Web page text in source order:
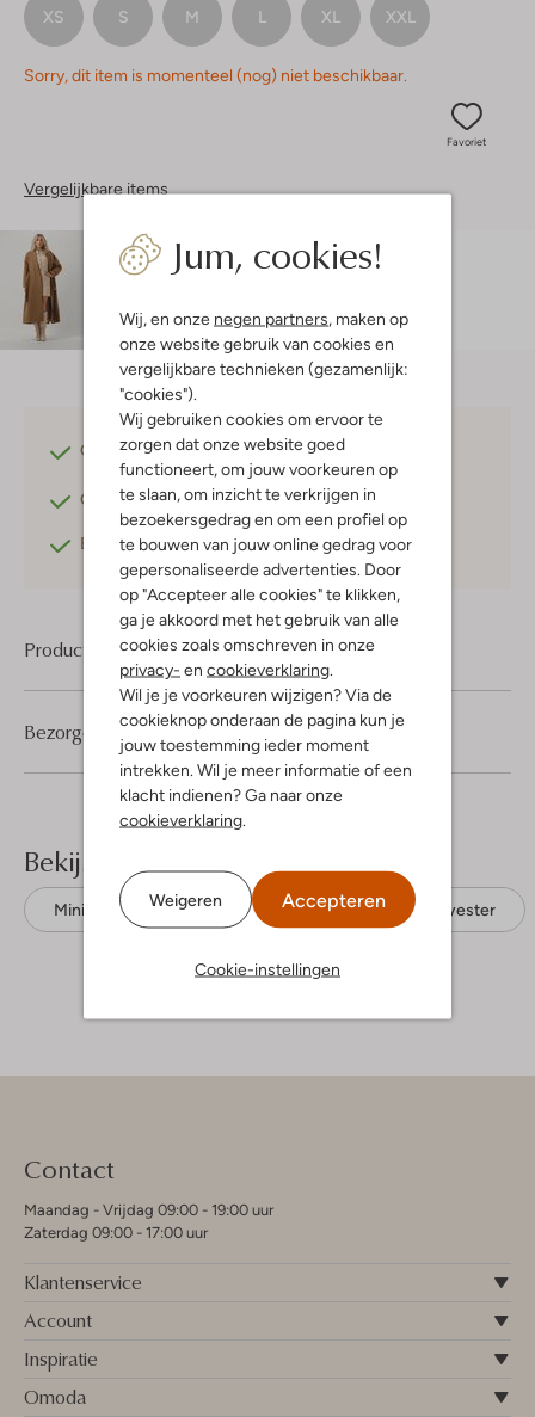
Jum, cookies!
Wij, en onze negen partners, maken op
onze website gebruik van cookies en
vergelijkbare technieken (gezamenlijk:
"cookies").
Wij gebruiken cookies om ervoor te
zorgen dat onze website goed
functioneert, om jouw voorkeuren op
te slaan, om inzicht te verkrijgen in
bezoekersgedrag en om een profiel op
te bouwen van jouw online gedrag voor
gepersonaliseerde advertenties. Door
op "Accepteer alle cookies" te klikken,
ga je akkoord met het gebruik van alle
cookies zoals omschreven in onze
privacy- en cookieverklaring.
Wil je je voorkeuren wijzigen? Via de
cookieknop onderaan de pagina kun je
jouw toestemming ieder moment
intrekken. Wil je meer informatie of een
klacht indienen? Ga naar onze
cookieverklaring.
Weigeren Accepteren
Cookie-instellingen
XS S M L XL XXL
Sorry, dit item is momenteel (nog) niet beschikbaar.
Favoriet
Vergelijkbare items
Maatadvies
Doete is 1 meter 76 lang en draagt maat S.
Gratis verzendingvanaf €75,-
Gratis retournerenbinnen 30 dagen*
Betaal achterafmet Klarna
Product informatie
Bezorgen & retourneren
Bekijk meer
Mini jurken Josh V Gerecycled polyester
Contact
Maandag - Vrijdag 09:00 - 19:00 uur
Zaterdag 09:00 - 17:00 uur
Klantenservice
Account
Inspiratie
Omoda